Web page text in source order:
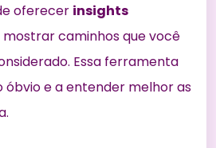
oferecer insights
mostrar caminhos que você
Essa ferramenta
óbvio e a entender melhor as